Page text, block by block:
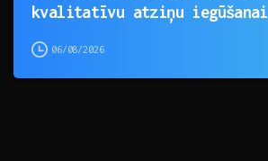
kvalitatīvu atziņu iegūšanai
06/08/2026